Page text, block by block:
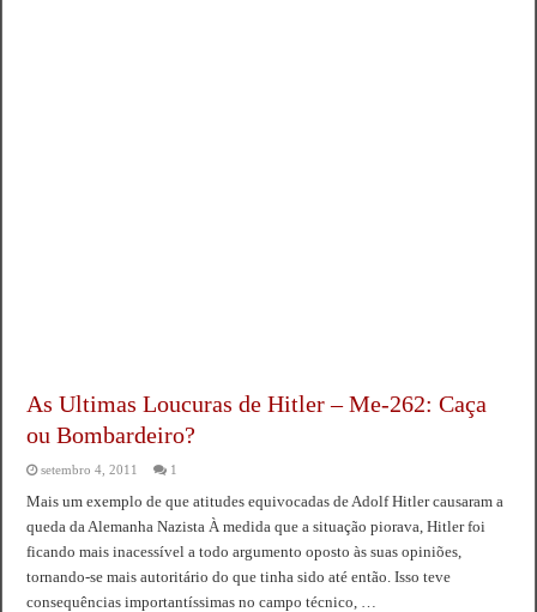
As Ultimas Loucuras de Hitler – Me-262: Caça
ou Bombardeiro?
setembro 4, 2011 1
Mais um exemplo de que atitudes equivocadas de Adolf Hitler causaram a
queda da Alemanha Nazista À medida que a situação piorava, Hitler foi
ficando mais inacessível a todo argumento oposto às suas opiniões,
tornando-se mais autoritário do que tinha sido até então. Isso teve
consequências importantíssimas no campo técnico, …